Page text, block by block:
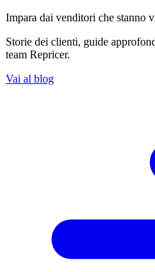
Impara dai venditori che stanno
Storie dei clienti, guide
team Repricer.
Vai al blog